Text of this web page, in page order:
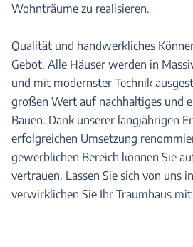
Wohnträume zu realisieren.
Qualität und handwerkliches
Gebot. Alle Häuser werden in
und mit modernster Technik
großen Wert auf nachhaltiges und
Bauen. Dank unserer langjährigen
erfolgreichen Umsetzung
gewerblichen Bereich können Sie
vertrauen. Lassen Sie sich von uns
verwirklichen Sie Ihr Traumhaus